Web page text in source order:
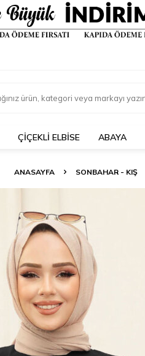
ÇIÇEKLI ELBISE ABAYA
ANASAYFA SONBAHAR - KIŞ